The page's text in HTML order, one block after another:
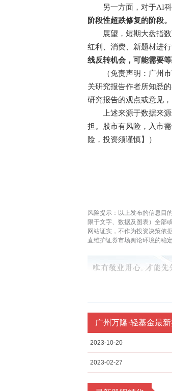
另一方面，对于AI科
阶段性超跌修复的阶段。
展望，短期大盘指数
红利、消费、新题材进
线反转机会，可能需要
（免责声明：广州市
关研究报告作者所知悉
研究报告的观点或意见
上述来源于数据来源
担。股市有风险，入市
险，投资须谨慎】）
风险提示：以上发布的信息目
限于文字、数据及图表）全部
网站证实，不作为投资决策依
直维护证券市场舆论环境的稳
广州万隆·轻基金最
2023-10-20
2023-02-27